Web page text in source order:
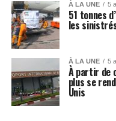
À LA UNE 5
51 tonnes
les
À LA UNE 5
À partir de
plus se
Unis